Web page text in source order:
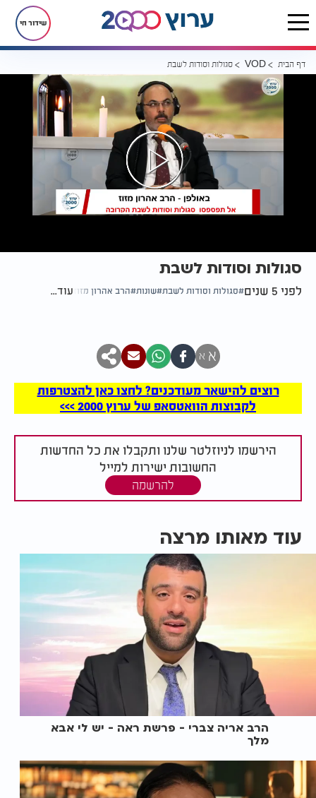
שידור חי
דף הבית VOD סגולות וסודות לשבת
סגולות וסודות לשבת
לפני 5 שנים סגולות וסודות לשבת שונות הרב אהרון מזוז עוד...
א א
רוצים להישאר מעודכנים? לחצו כאן להצטרפות
לקבוצות הוואטסאפ של ערוץ 2000 >>>
הירשמו לניוזלטר שלנו ותקבלו את כל החדשות
החשובות ישירות למייל
להרשמה
עוד מאותו מרצה
הרב אריה צברי - פרשת ראה - יש לי אבא
מלך